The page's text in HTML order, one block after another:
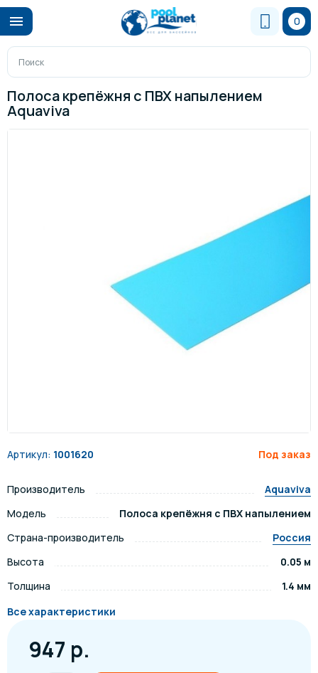
0
Полоса крепёжня с ПВХ напылением
Aquaviva
Артикул: 1001620 Под заказ
Производитель
Aquaviva
Модель
Полоса крепёжня с ПВХ напылением
Страна-производитель
Россия
Высота
0.05 м
Толщина
1.4 мм
Все характеристики
947 р.